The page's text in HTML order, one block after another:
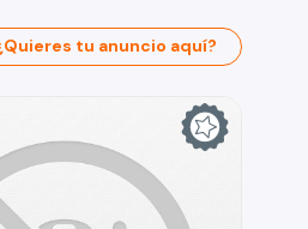
tu anuncio aquí?